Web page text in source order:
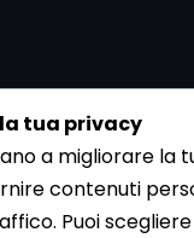
tua privacy
a migliorare la
contenuti
Puoi